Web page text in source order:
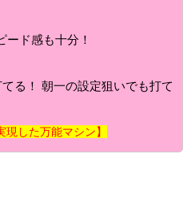
ード感も十分！
る！ 朝一の設定狙いでも打て
現した万能マシン】